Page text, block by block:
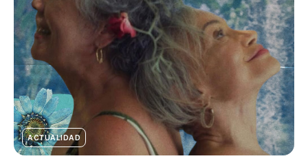
ACTUALIDAD